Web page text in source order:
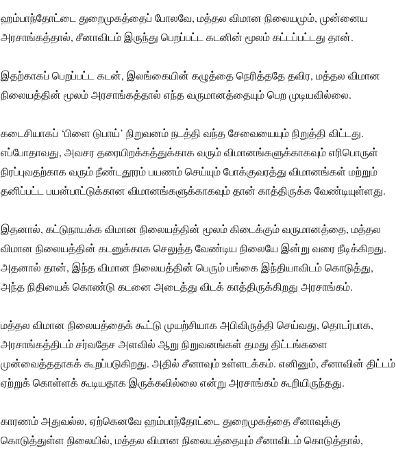
ஹம்பாந்தோட்டை துறைமுகத்தைப் போலவே, மத்தல விமான நிலையமும், முன்னைய
அரசாங்கத்தால், சீனாவிடம் இருந்து பெறப்பட்ட கடனின் மூலம் கட்டப்பட்டது தான்.
இதற்காகப் பெறப்பட்ட கடன், இலங்கையின் கழுத்தை நெரித்ததே தவிர, மத்தல விமான
நிலையத்தின் மூலம் அரசாங்கத்தால் எந்த வருமானத்தையும் பெற முடியவில்லை.
கடைசியாகப் ‘பிளை டுபாய்’ நிறுவனம் நடத்தி வந்த சேவையையும் நிறுத்தி விட்டது.
எப்போதாவது, அவசர தரையிறக்கத்துக்காக வரும் விமானங்களுக்காகவும் எரிபொருள்
நிரப்புவதற்காக வரும் நீண்டதூரம் பயணம் செய்யும் போக்குவரத்து விமானங்கள் மற்றும்
தனிப்பட்ட பயன்பாட்டுக்கான விமானங்களுக்காகவும் தான் காத்திருக்க வேண்டியுள்ளது.
இதனால், கட்டுநாயக்க விமான நிலையத்தின் மூலம் கிடைக்கும் வருமானத்தை, மத்தல
விமான நிலையத்தின் கடனுக்காக செலுத்த வேண்டிய நிலையே இன்று வரை நீடிக்கிறது.
அதனால் தான், இந்த விமான நிலையத்தின் பெரும் பங்கை இந்தியாவிடம் கொடுத்து,
அந்த நிதியைக் கொண்டு கடனை அடைத்து விடக் காத்திருக்கிறது அரசாங்கம்.
மத்தல விமான நிலையத்தைக் கூட்டு முயற்சியாக அபிவிருத்தி செய்வது, தொடர்பாக,
அரசாங்கத்திடம் சர்வதேச அளவில் ஆறு நிறுவனங்கள் தமது திட்டங்களை
முன்வைத்ததாகக் கூறப்படுகிறது. அதில் சீனாவும் உள்ளடக்கம். எனினும், சீனாவின் திட்டம்
ஏற்றுக் கொள்ளக் கூடியதாக இருக்கவில்லை என்று அரசாங்கம் கூறியிருந்தது.
காரணம் அதுவல்ல, ஏற்கெனவே ஹம்பாந்தோட்டை துறைமுகத்தை சீனாவுக்கு
கொடுத்துள்ள நிலையில், மத்தல விமான நிலையத்தையும் சீனாவிடம் கொடுத்தால்,